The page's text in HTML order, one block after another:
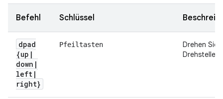
Befehl Schlüssel
dpad
{up |
down |
left |
right}
Pfeiltasten
Drehen Sie
Drehsteller.